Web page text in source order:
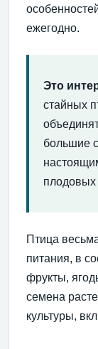
ежегодно.
Это
стайных
большие
плодовых
Птица
питания, в
фрукты,
семена
культуры,